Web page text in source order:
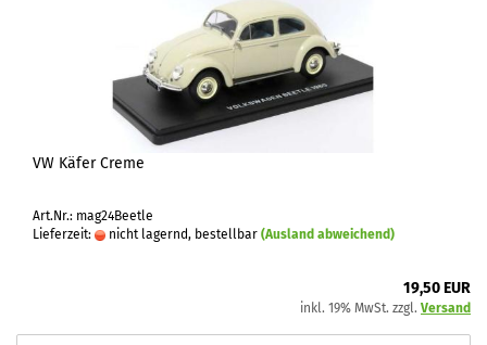
VW Käfer Creme
Art.Nr.: mag24Beetle
Lieferzeit:
nicht lagernd, bestellbar (Ausland abweichend)
19,50 EUR
inkl. 19% MwSt. zzgl. Versand